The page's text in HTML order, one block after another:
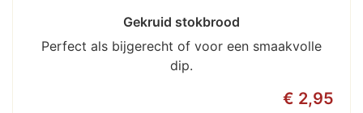
Gekruid stokbrood
Perfect als bijgerecht of voor een smaakvolle
dip.
€ 2,95